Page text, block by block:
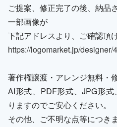
ご提案、修正完了の後、納品
一部画像が
下記アドレスより、ご確認頂け
https://logomarket.jp/designer/
著作権譲渡・アレンジ無料・
AI形式、PDF形式、JPG形
りますのでご安心ください。
その他、ご不明な点等につき